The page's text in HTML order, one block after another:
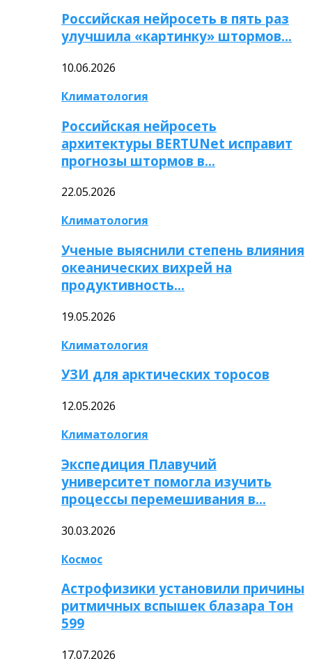
Российская нейросеть в пять раз
улучшила «картинку» штормов…
10.06.2026
Климатология
Российская нейросеть
архитектуры BERTUNet исправит
прогнозы штормов в…
22.05.2026
Климатология
Ученые выяснили степень влияния
океанических вихрей на
продуктивность…
19.05.2026
Климатология
УЗИ для арктических торосов
12.05.2026
Климатология
Экспедиция Плавучий
университет помогла изучить
процессы перемешивания в…
30.03.2026
Космос
Астрофизики установили причины
ритмичных вспышек блазара Тон
599
17.07.2026